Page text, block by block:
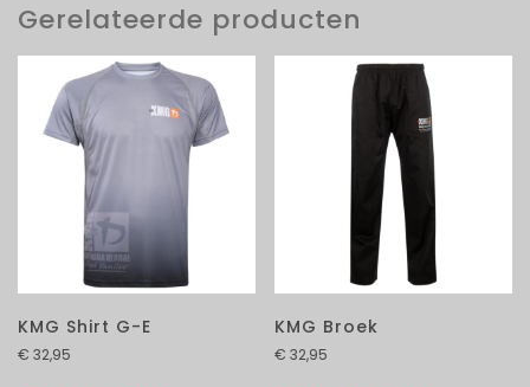
Gerelateerde producten
KMG Shirt G-E
€ 32,95
KMG Broek
€ 32,95